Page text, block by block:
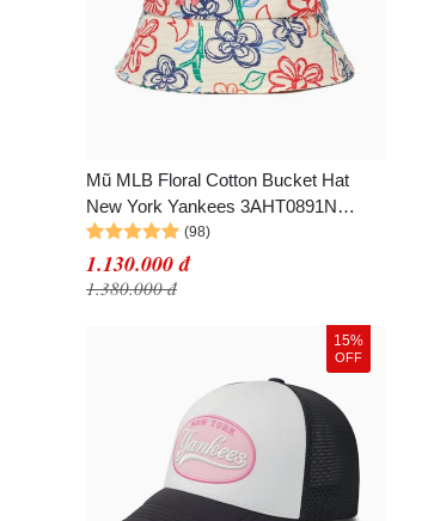
Mũ MLB Floral Cotton Bucket Hat
New York Yankees 3AHT0891N
50CRS Màu Kem Họa Tiết Size 57
1.130.000 đ
1.380.000 đ
15%
OFF